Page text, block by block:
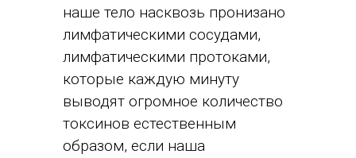
наше тело насквозь пронизано
лимфатическими сосудами,
лимфатическими протоками,
которые каждую минуту
выводят огромное количество
токсинов естественным
образом, если наша